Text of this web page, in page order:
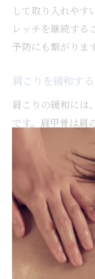
して取り入れやす
レッチを継続する
予防にも繋がります
肩こりを緩和す
肩こりの緩和には
です。肩甲骨は肩
こが硬くなると
招きやすくなり
肩こりの根本的
です。
具体的には、両手
壁に手をついて肩
す。これらは自
に取り入れるこ